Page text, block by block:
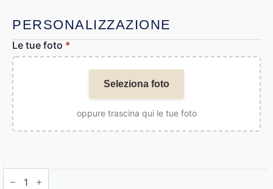
PERSONALIZZAZIONE
Le tue foto *
Seleziona foto
oppure trascina qui le tue foto
Camicia
Foto